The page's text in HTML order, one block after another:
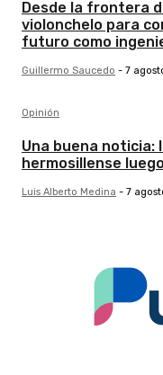
Desde la frontera
violonchelo para
futuro como
Guillermo Saucedo - 7
Opinión
Una buena noticia:
hermosillense
Luis Alberto Medina - 7